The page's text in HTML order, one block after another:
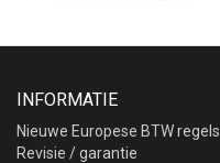
INFORMATIE
Nieuwe Europese BTW regels
Revisie / garantie